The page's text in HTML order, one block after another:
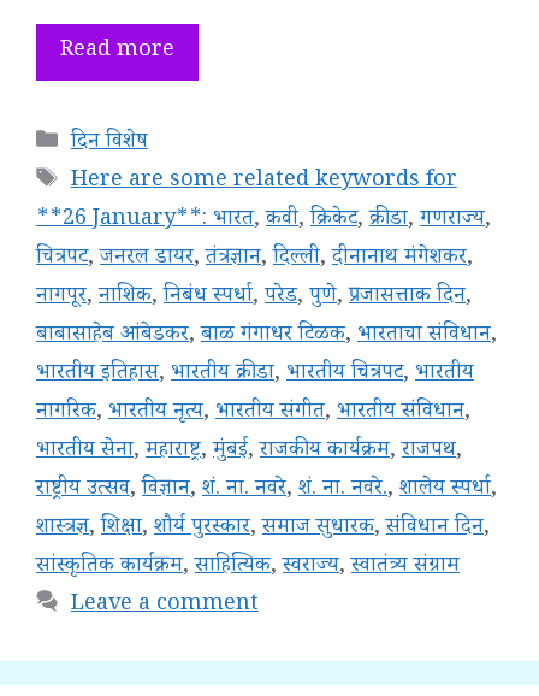
Read more
Categories
दिन विशेष
Tags
Here are some related keywords for
**26 January**: भारत,कवी,क्रिकेट,क्रीडा,गणराज्य,
चित्रपट,जनरल डायर,तंत्रज्ञान,दिल्ली,दीनानाथ मंगेशकर,
नागपूर,नाशिक,निबंध स्पर्धा, परेड, पुणे,प्रजासत्ताक दिन,
बाबासाहेब आंबेडकर,बाळ गंगाधर टिळक, भारताचा संविधान,
भारतीय इतिहास, भारतीय क्रीडा, भारतीय चित्रपट, भारतीय
नागरिक, भारतीय नृत्य, भारतीय संगीत, भारतीय संविधान,
भारतीय सेना,महाराष्ट्र,मुंबई,राजकीय कार्यक्रम,राजपथ,
राष्ट्रीय उत्सव,विज्ञान, शं. ना. नवरे, शं. ना. नवरे., शालेय स्पर्धा,
शास्त्रज्ञ,शिक्षा, शौर्य पुरस्कार,समाज सुधारक,संविधान दिन,
सांस्कृतिक कार्यक्रम,साहित्यिक,स्वराज्य,स्वातंत्र्य संग्राम
Leave a comment